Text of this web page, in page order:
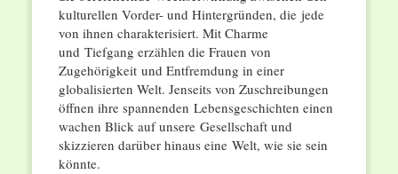
kulturellen Vorder- und Hintergründen, die jede
von ihnen charakterisiert. Mit Charme
und Tiefgang erzählen die Frauen von
Zugehörigkeit und Entfremdung in einer
globalisierten Welt. Jenseits von Zuschreibungen
öffnen ihre spannenden Lebensgeschichten einen
wachen Blick auf unsere Gesellschaft und
skizzieren darüber hinaus eine Welt, wie sie sein
könnte.